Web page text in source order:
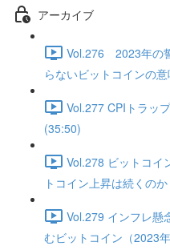
アーカイブ
Vol.276 2023年の
らないビットコインの
Vol.277 CPIトラッ
(35:50)
Vol.278 ビットコイ
トコイン上昇は続くの
Vol.279 インフレ懸
むビットコイン（2023